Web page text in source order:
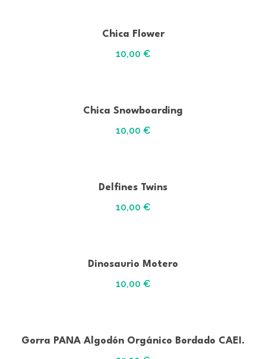
Chica Flower
10,00 €
Chica Snowboarding
10,00 €
Delfines Twins
10,00 €
Dinosaurio Motero
10,00 €
Gorra PANA Algodón Orgánico Bordado CAEI.